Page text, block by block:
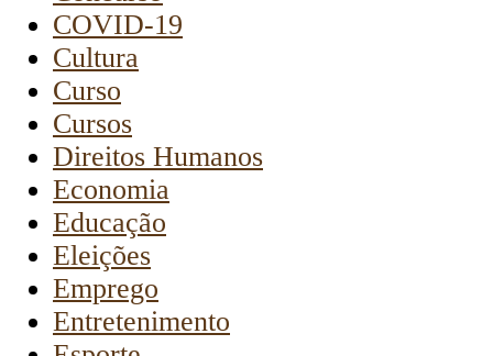
COVID-19
Cultura
Curso
Cursos
Direitos Humanos
Economia
Educação
Eleições
Emprego
Entretenimento